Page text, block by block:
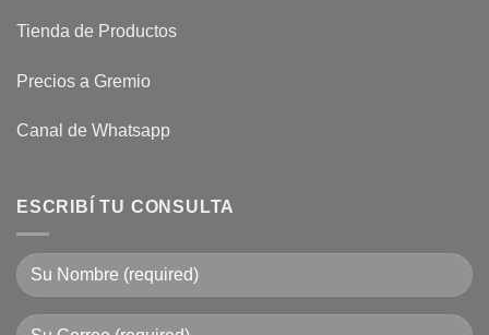
Tienda de Productos
Precios a Gremio
Canal de Whatsapp
ESCRIBÍ TU CONSULTA